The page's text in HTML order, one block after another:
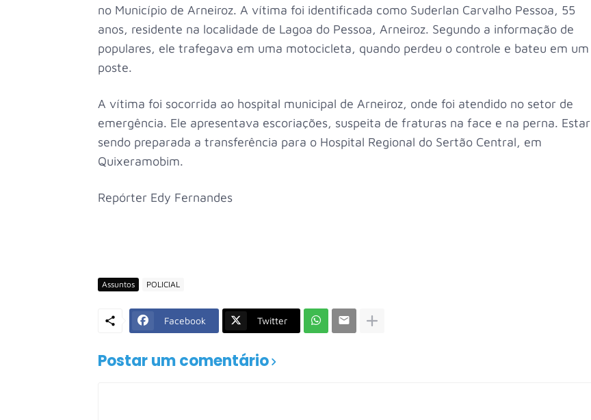
no Município de Arneiroz. A vítima foi identificada como Suderlan Carvalho Pessoa, 55
anos, residente na localidade de Lagoa do Pessoa, Arneiroz. Segundo a informação de
populares, ele trafegava em uma motocicleta, quando perdeu o controle e bateu em um
poste.
A vítima foi socorrida ao hospital municipal de Arneiroz, onde foi atendido no setor de
emergência. Ele apresentava escoriações, suspeita de fraturas na face e na perna. Estar
sendo preparada a transferência para o Hospital Regional do Sertão Central, em
Quixeramobim.
Repórter Edy Fernandes
Assuntos POLICIAL
Facebook Twitter
Postar um comentário